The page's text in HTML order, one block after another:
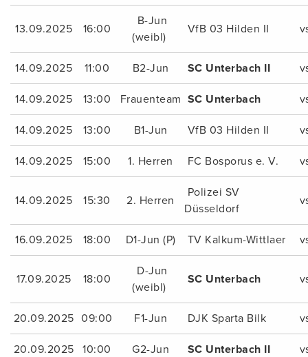
13.09.2025 16:00
B-Jun
(weibl)
VfB 03 Hilden II
14.09.2025 11:00 B2-Jun SC Unterbach II
14.09.2025 13:00 Frauenteam SC Unterbach
14.09.2025 13:00 B1-Jun VfB 03 Hilden II
14.09.2025 15:00 1. Herren FC Bosporus e. V.
14.09.2025 15:30 2. Herren
Polizei SV
Düsseldorf
16.09.2025 18:00 D1-Jun (P) TV Kalkum-Wittlaer
17.09.2025 18:00
D-Jun
(weibl)
SC Unterbach
20.09.2025 09:00 F1-Jun DJK Sparta Bilk
20.09.2025 10:00 G2-Jun SC Unterbach II